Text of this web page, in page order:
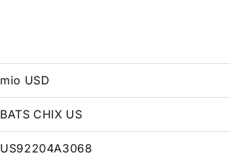
mio USD
BATS CHIX US
US92204A3068